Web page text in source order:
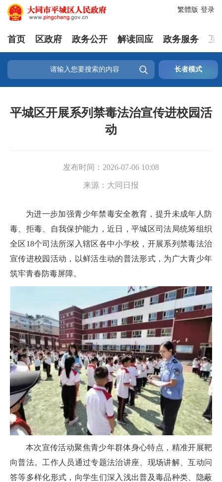
登录
繁體版
首页 区政府 政务公开 解读回应 政务服务 互
 长者模式
平城区开展系列禁毒法治宣传进校园活
动
发布时间： 2026-07-06 10:08
来源： 大同日报
为进一步加强青少年禁毒安全教育，提升未成年人防
毒、拒毒、自我保护能力，近日，平城区司法局统筹组织
全区18个司法所深入辖区各中小学校，开展系列禁毒法治
宣传进校园活动，以鲜活生动的普法形式，为广大青少年
筑牢青春防毒屏障。
本次宣传活动聚焦青少年群体身心特点，精准开展靶
向普法。工作人员通过专题法治讲座、现场讲解、互动问
答等多样化形式，向学生们深入浅出普及毒品种类、隐蔽